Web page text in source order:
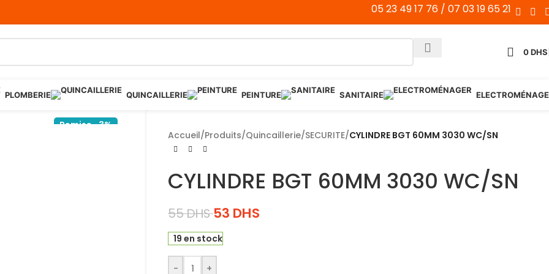
05 23 49 17 76 / 07 03 19 65 21
0DHS
PLOMBERIE QUINCAILLERIE PEINTURE SANITAIRE
Remise -3%
Accueil/Produits/Quincaillerie/SECURITE/CYLINDRE BGT 60MM 3030 WC/SN
CYLINDRE BGT 60MM 3030 WC/SN
55DHS 53 DHS
19 en stock
- +